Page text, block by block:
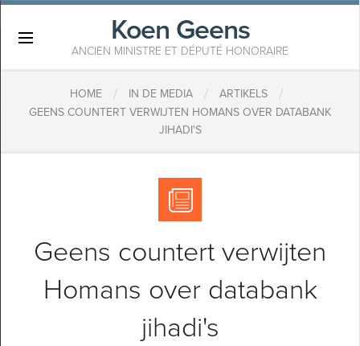
Koen Geens
ANCIEN MINISTRE ET DÉPUTÉ HONORAIRE
HOME / IN DE MEDIA / ARTIKELS /
GEENS COUNTERT VERWIJTEN HOMANS OVER DATABANK
JIHADI'S
Geens countert verwijten
Homans over databank
jihadi's